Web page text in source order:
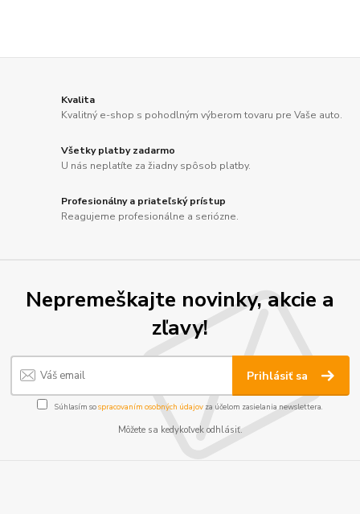
Kvalita
Kvalitný e-shop s pohodlným výberom tovaru pre Vaše auto.
Všetky platby zadarmo
U nás neplatíte za žiadny spôsob platby.
Profesionálny a priateľský prístup
Reagujeme profesionálne a seriózne.
Nepremeškajte novinky, akcie a
zľavy!
Prihlásiť sa
Súhlasím sospracovaním osobných údajov za účelom zasielania newslettera.
Môžete sa kedykoľvek odhlásiť.